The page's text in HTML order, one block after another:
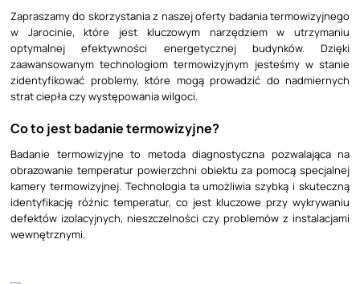
Zapraszamy do skorzystania z naszej oferty badania termowizyjnego
w Jarocinie, które jest kluczowym narzędziem w utrzymaniu
optymalnej efektywności energetycznej budynków. Dzięki
zaawansowanym technologiom termowizyjnym jesteśmy w stanie
zidentyfikować problemy, które mogą prowadzić do nadmiernych
strat ciepła czy występowania wilgoci.
Co to jest badanie termowizyjne?
Badanie termowizyjne to metoda diagnostyczna pozwalająca na
obrazowanie temperatur powierzchni obiektu za pomocą specjalnej
kamery termowizyjnej. Technologia ta umożliwia szybką i skuteczną
identyfikację różnic temperatur, co jest kluczowe przy wykrywaniu
defektów izolacyjnych, nieszczelności czy problemów z instalacjami
wewnętrznymi.